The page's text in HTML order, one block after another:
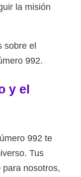
la misión
sobre el
992.
y el
992 te
Tus
nosotros,